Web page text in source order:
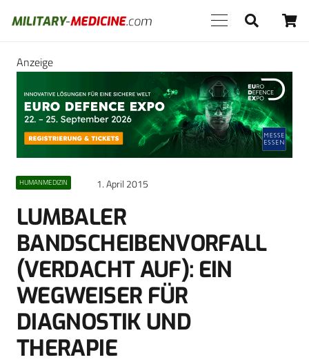
Anzeige
HUMANMEDIZIN 1. April 2015
LUMBALER
BANDSCHEIBENVORFALL
(VERDACHT AUF): EIN
WEGWEISER FÜR
DIAGNOSTIK UND
THERAPIE